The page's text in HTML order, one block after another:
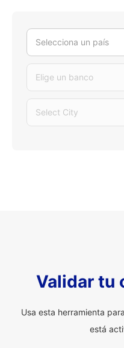
Selecciona un país
Elige un banco
Select City
Validar tu
Usa esta herramienta
está